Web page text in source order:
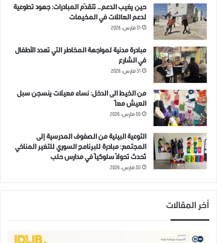
حين يغيب الدعم… تتقدّم المبادرات: جهود تطوعية
لدعم العائلات في المخيمات
31 مارس، 2026
مبادرة مدنية لمواجهة المخاطر التي تهدد الأطفال
في الشارع
31 مارس، 2026
من الخيط الى الدخل: نساء معيلات ينسجن سبل
العيش معاً
30 مارس، 2026
التوعية البيئية من الصفوف المدرسية إلى
المجتمع: مبادرة للبرنامج السوري للتغير المناخي
تُحدث تحولاً سلوكياً في مدارس حلب
30 مارس، 2026
أخر المقالات